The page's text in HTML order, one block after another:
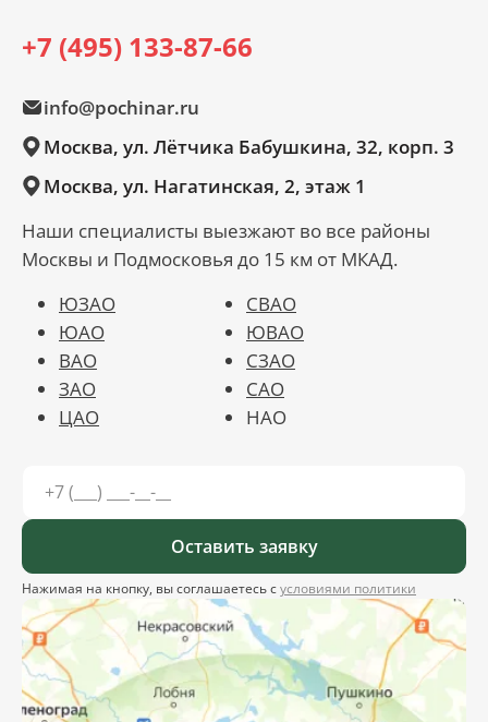
+7 (495) 133-87-66
info@pochinar.ru
Москва, ул. Лётчика Бабушкина, 32, корп. 3
Москва, ул. Нагатинская, 2, этаж 1
Наши специалисты выезжают во все районы
Москвы и Подмосковья до 15 км от МКАД.
ЮЗАО
СВАО
ЮАО
ЮВАО
ВАО
СЗАО
ЗАО
САО
ЦАО
НАО
Оставить заявку
Нажимая на кнопку, вы соглашаетесь сусловиями политики